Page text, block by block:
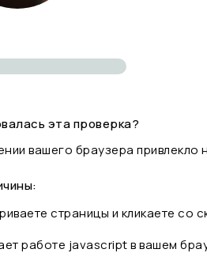
эта проверка?
вашего браузера привлекло
страницы и кликаете
работе javascript в вашем